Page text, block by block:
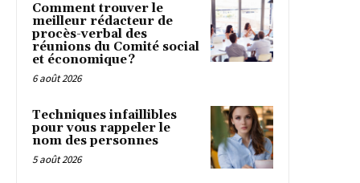
Comment trouver le
meilleur rédacteur de
procès-verbal des
réunions du Comité social
et économique ?
6 août 2026
Techniques infaillibles
pour vous rappeler le
nom des personnes
5 août 2026